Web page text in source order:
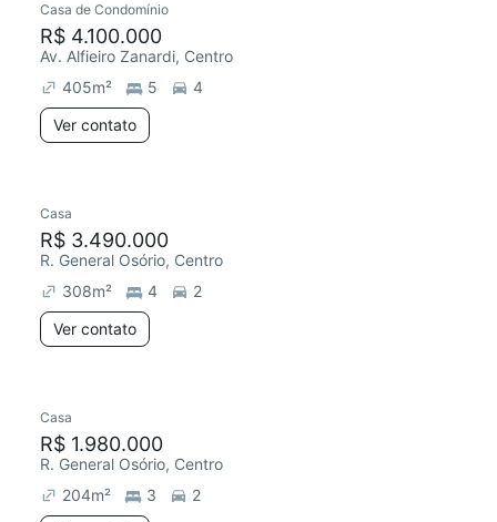
Chegou este mês
Casa de Condomínio
R$ 4.100.000
Av. Alfieiro Zanardi, Centro
405m² 5
4
Ver contato
Chegou este mês
Casa
R$ 3.490.000
R. General Osório, Centro
308m² 4
2
Ver contato
Casa
R$ 1.980.000
R. General Osório, Centro
204m² 3
2